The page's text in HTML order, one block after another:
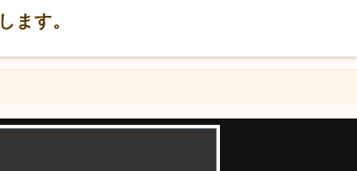
ます。